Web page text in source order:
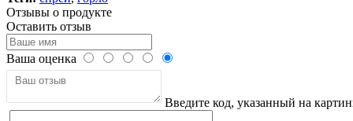
Отзывы о продукте
Оставить отзыв
Ваша оценка
Введите код, указанный на